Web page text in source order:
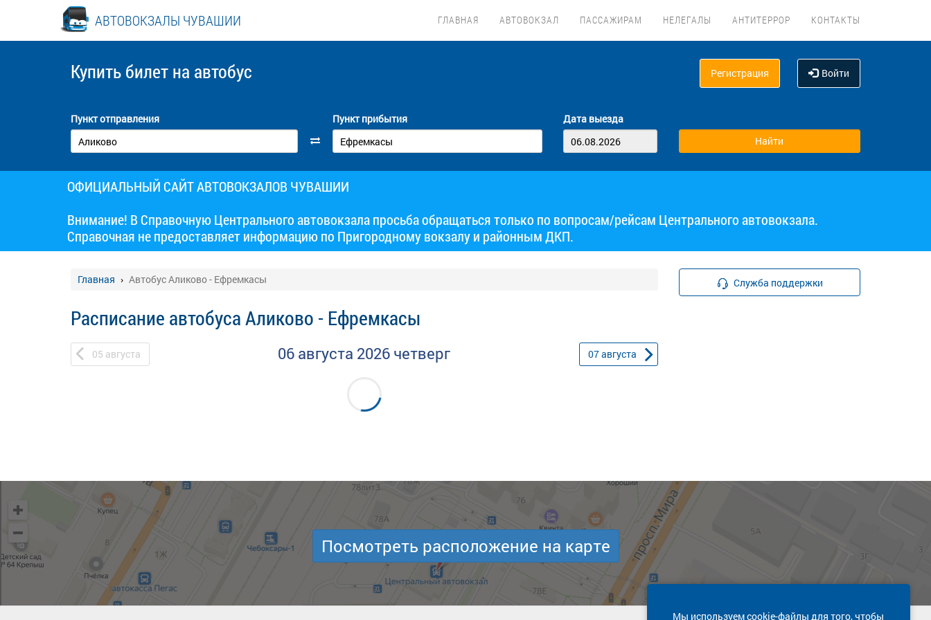
АВТОВОКЗАЛЫ ЧУВАШИИ ГЛАВНАЯ АВТОВОКЗАЛ ПАССАЖИРАМ НЕЛЕГАЛЫ АНТИТЕРРОР КОНТАКТЫ
Купить билет на автобус Регистрация Войти
Пункт отправления Пункт прибытия Дата выезда
ОФИЦИАЛЬНЫЙ САЙТ АВТОВОКЗАЛОВ ЧУВАШИИ
Внимание! В Справочную Центрального автовокзала просьба обращаться только по вопросам/рейсам Центрального автовокзала.
Справочная не предоставляет информацию по Пригородному вокзалу и районным ДКП.
Главная Автобус Аликово - Ефремкасы
Расписание автобуса Аликово - Ефремкасы
05 августа 06 августа 2026 четверг 07августа
Служба поддержки
Мы используем cookie-файлы для того, чтобы
Посмотреть расположение на карте